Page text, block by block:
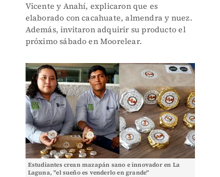
Vicente y Anahí, explicaron que es
elaborado con cacahuate, almendra y nuez.
Además, invitaron adquirir su producto el
próximo sábado en Moorelear.
Estudiantes crean mazapán sano e innovador en La
Laguna, "el sueño es venderlo en grande"